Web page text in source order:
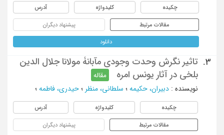
چکیده کلیدواژه آدرس
مقالات مرتبط پیشنهاد دیگران
دانلود
3.
تاثیر نگرش وحدت وجودی مآبانۀ مولانا جلال الدین
بلخی در آثار یونس امره
مقاله
نویسنده : دبیران، حکیمه ؛ سلطانی، منظر ؛ حیدری، فاطمه ؛
چکیده کلیدواژه آدرس
مقالات مرتبط پیشنهاد دیگران